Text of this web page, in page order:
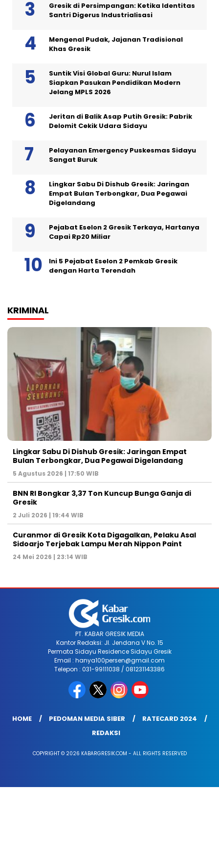
Gresik di Persimpangan: Ketika Identitas
Santri Digerus Industrialisasi
Mengenal Pudak, Jajanan Tradisional
Khas Gresik
Suntik Visi Global Guru: Nurul Islam
Siapkan Pasukan Pendidikan Modern
Jelang MPLS 2026
Jeritan di Balik Asap Putih Gresik: Pabrik
Delomit Cekik Udara Sidayu
Pelayanan Emergency Puskesmas Sidayu
Sangat Buruk
Lingkar Sabu Di Dishub Gresik: Jaringan
Empat Bulan Terbongkar, Dua Pegawai
Digelandang
Pejabat Eselon 2 Gresik Terkaya, Hartanya
Capai Rp20 Miliar
Ini 5 Pejabat Eselon 2 Pemkab Gresik
dengan Harta Terendah
KRIMINAL
Lingkar Sabu Di Dishub Gresik: Jaringan Empat
Bulan Terbongkar, Dua Pegawai Digelandang
5 Agustus 2026 | 17:50 WIB
BNN RI Bongkar 3,37 Ton Kuncup Bunga Ganja di
Gresik
2 Juli 2026 | 19:44 WIB
Curanmor di Gresik Kota Digagalkan, Pelaku Asal
Sidoarjo Terjebak Lampu Merah Nippon Paint
24 Mei 2026 | 23:14 WIB
PT. KABAR GRESIK MEDIA
Kantor Redaksi: Jl. Jendana V No. 15
Permata Sidayu Residence Sidayu Gresik
Email : hanya100persen@gmail.com
Telepon : 031-99111038 / 081231143386
HOME PEDOMAN MEDIA SIBER
RATECARD 2024
REDAKSI
COPYRIGHT © 2026 KABARGRESIK.COM - ALL RIGHTS RESERVED